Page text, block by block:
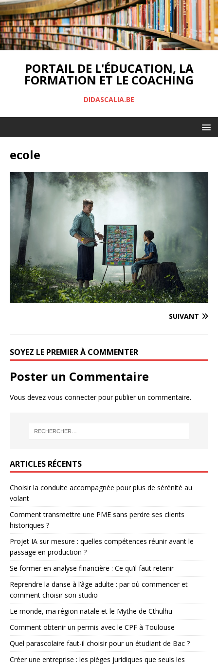
PORTAIL DE L'ÉDUCATION, LA
FORMATION ET LE COACHING
DIDASCALIA.BE
ecole
SUIVANT
SOYEZ LE PREMIER À COMMENTER
Poster un Commentaire
Vous devez vous connecterpour publier un commentaire.
ARTICLES RÉCENTS
Choisir la conduite accompagnée pour plus de sérénité au
volant
Comment transmettre une PME sans perdre ses clients
historiques ?
Projet IA sur mesure : quelles compétences réunir avant le
passage en production ?
Se former en analyse financière : Ce qu’il faut retenir
Reprendre la danse à l’âge adulte : par où commencer et
comment choisir son studio
Le monde, ma région natale et le Mythe de Cthulhu
Comment obtenir un permis avec le CPF à Toulouse
Quel parascolaire faut-il choisir pour un étudiant de Bac ?
Créer une entreprise : les pièges juridiques que seuls les